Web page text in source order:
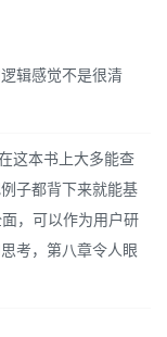
辑感觉不是很清
这本书上大多能查
子都背下来就能基
，可以作为用户研
考，第八章令人眼